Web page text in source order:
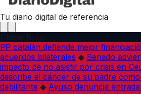
Tu diario digital de referencia
PP catalán defiende mejor
acuerdos bilaterales ◆ Senado
impacto de no asistir por crisis en
describe el cáncer de su padre
debilitante ◆ Ayuso denuncia